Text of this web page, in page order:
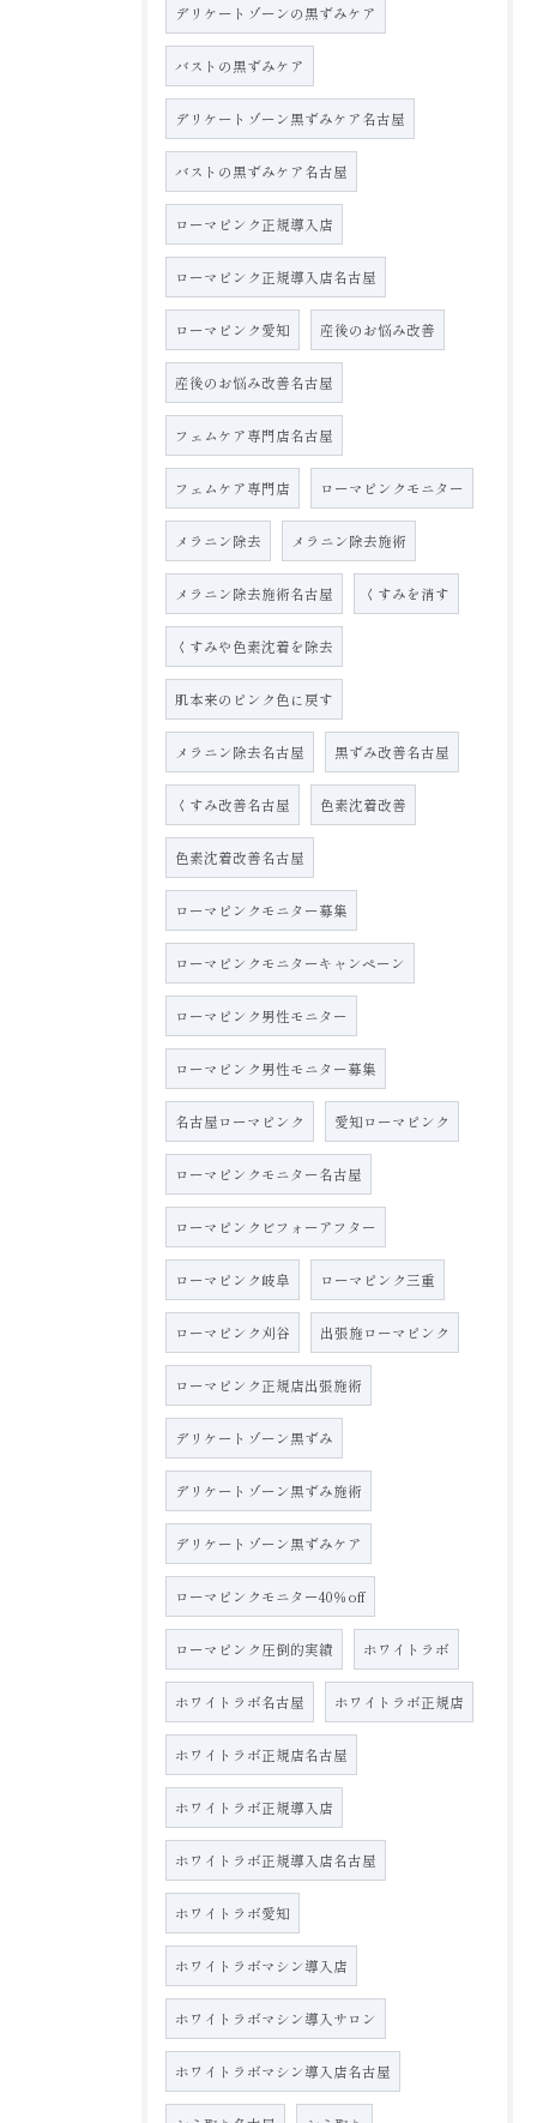
デリケートゾーンの黒ずみケア
バストの黒ずみケア
デリケートゾーン黒ずみケア名古屋
バストの黒ずみケア名古屋
ローマピンク正規導入店
ローマピンク正規導入店名古屋
ローマピンク愛知 産後のお悩み改善
産後のお悩み改善名古屋
フェムケア専門店名古屋
フェムケア専門店 ローマピンクモニター
メラニン除去 メラニン除去施術
メラニン除去施術名古屋 くすみを消す
くすみや色素沈着を除去
肌本来のピンク色に戻す
メラニン除去名古屋 黒ずみ改善名古屋
くすみ改善名古屋 色素沈着改善
色素沈着改善名古屋
ローマピンクモニター募集
ローマピンクモニターキャンペーン
ローマピンク男性モニター
ローマピンク男性モニター募集
名古屋ローマピンク 愛知ローマピンク
ローマピンクモニター名古屋
ローマピンクビフォーアフター
ローマピンク岐阜 ローマピンク三重
ローマピンク刈谷 出張施ローマピンク
ローマピンク正規店出張施術
デリケートゾーン黒ずみ
デリケートゾーン黒ずみ施術
デリケートゾーン黒ずみケア
ローマピンクモニター40％off
ローマピンク圧倒的実績 ホワイトラボ
ホワイトラボ名古屋 ホワイトラボ正規店
ホワイトラボ正規店名古屋
ホワイトラボ正規導入店
ホワイトラボ正規導入店名古屋
ホワイトラボ愛知
ホワイトラボマシン導入店
ホワイトラボマシン導入サロン
ホワイトラボマシン導入店名古屋